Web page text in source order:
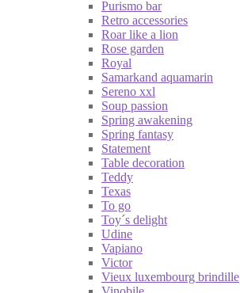
Purismo bar
Retro accessories
Roar like a lion
Rose garden
Royal
Samarkand aquamarin
Sereno xxl
Soup passion
Spring awakening
Spring fantasy
Statement
Table decoration
Teddy
Texas
To go
Toy´s delight
Udine
Vapiano
Victor
Vieux luxembourg brindille